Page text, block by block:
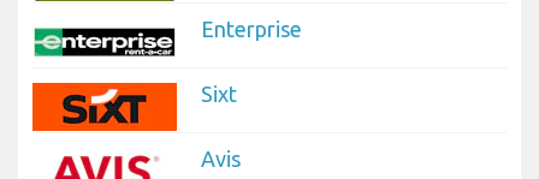
Enterprise
Sixt
Avis